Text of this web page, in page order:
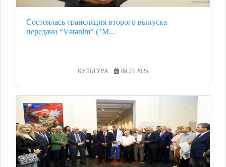
Состоялась трансляция второго выпуска
передачи “Vətənim” ("М...
КУЛЬТУРА 09.23.2025